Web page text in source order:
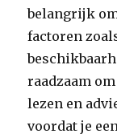
belangrijk
factoren
raadzaam
lezen en
voordat je